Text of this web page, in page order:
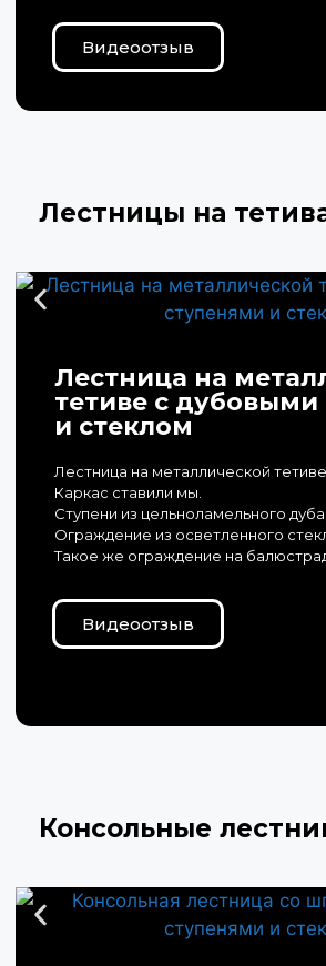
Видеоотзыв
Лестницы на
Лестница на
тетиве с
и стеклом
Лестница на металлической
Каркас ставили мы.
Ступени из цельноламельного дуба.
Ограждение из осветленного
Такое же ограждение на
Видеоотзыв
Консольные